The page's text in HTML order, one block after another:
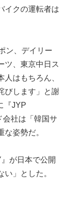
イクの運転者は
ン、デイリー
ツ、東京中日ス
はもちろん、
びします」と謝
『JYP
会社は「韓国サ
姿勢だ。
が日本で公開
」とした。